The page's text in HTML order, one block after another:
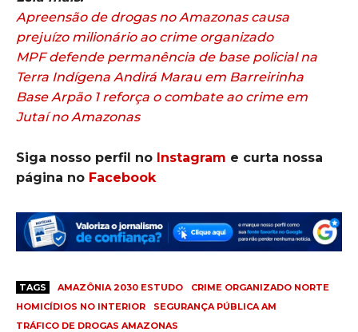
Apreensão de drogas no Amazonas causa
prejuízo milionário ao crime organizado
MPF defende permanência de base policial na
Terra Indígena Andirá Marau em Barreirinha
Base Arpão 1 reforça o combate ao crime em
Jutaí no Amazonas
Siga nosso perfil no Instagram e curta nossa
página no Facebook
TAGS AMAZÔNIA 2030 ESTUDO
CRIME ORGANIZADO NORTE
HOMICÍDIOS NO INTERIOR
SEGURANÇA PÚBLICA AM
TRÁFICO DE DROGAS AMAZONAS